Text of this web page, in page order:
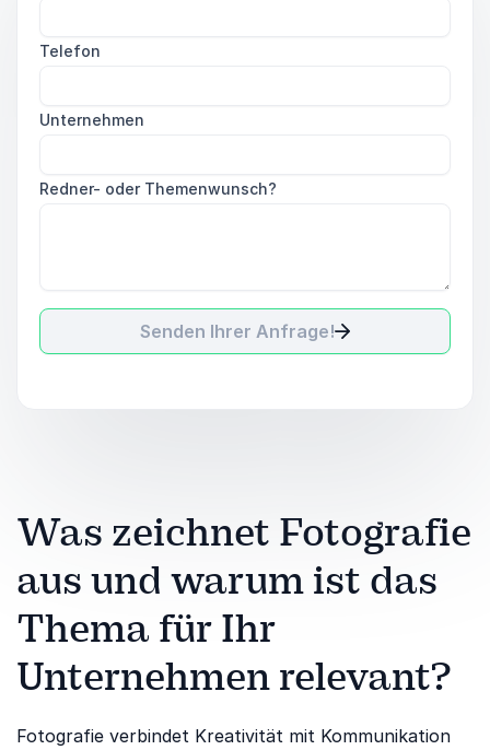
Telefon
Unternehmen
Redner- oder Themenwunsch?
Senden Ihrer Anfrage!
Was zeichnet Fotografie
aus und warum ist das
Thema für Ihr
Unternehmen relevant?
Fotografie verbindet Kreativität mit Kommunikation